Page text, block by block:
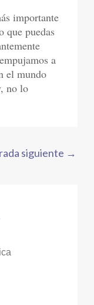
importante
que puedas
a
el mundo
no lo
siguiente →